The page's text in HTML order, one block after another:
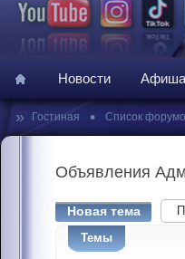
Новости Афиша
» Гостиная • Список
Объявления
Новая тема
Темы